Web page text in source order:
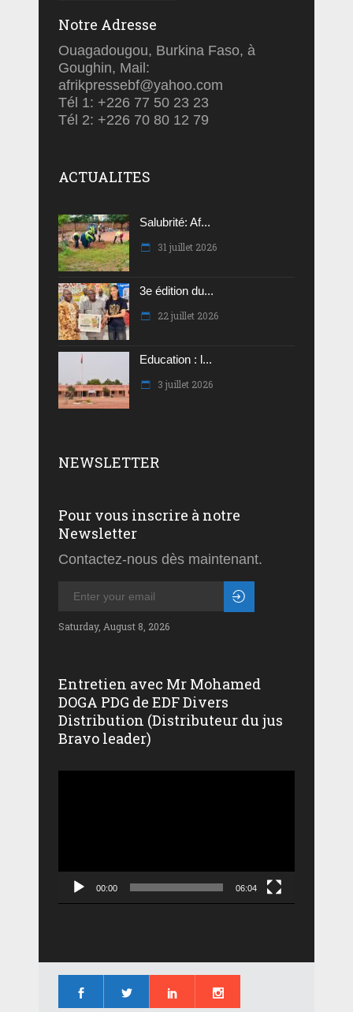
Notre Adresse
Ouagadougou, Burkina Faso, à
Goughin, Mail:
afrikpressebf@yahoo.com
Tél 1: +226 77 50 23 23
Tél 2: +226 70 80 12 79
ACTUALITES
Salubrité: Af...
31 juillet 2026
3e édition du...
22 juillet 2026
Education : l...
3 juillet 2026
NEWSLETTER
Pour vous inscrire à notre
Newsletter
Contactez-nous dès maintenant.
Saturday, August 8, 2026
Entretien avec Mr Mohamed
DOGA PDG de EDF Divers
Distribution (Distributeur du jus
Bravo leader)
00:00 06:04